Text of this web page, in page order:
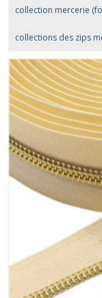
collection mercerie
collections des zips